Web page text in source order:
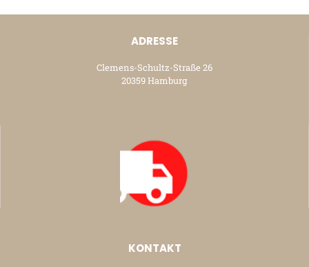
ADRESSE
Clemens-Schultz-Straße 26
20359 Hamburg
KONTAKT